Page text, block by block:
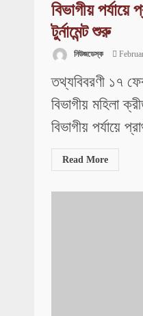
বিভাগীয়
টুর্নামেন্ট শুরু
নিউজডেস্ক
তথ্যবিবরণী ১৭
বিভাগীয় মহিলা
বিভাগীয় পর্যায়ে
Read More